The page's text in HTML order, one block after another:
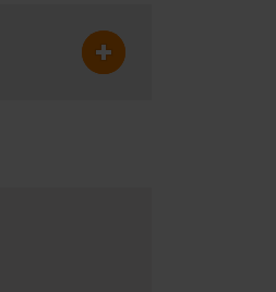
Fäll ut Information till